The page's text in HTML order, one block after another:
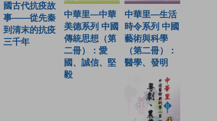
國古代抗疫故
事——從先秦
到清末的抗疫
三千年
中華里—中華
美德系列 中國
傳統思想（第
二冊）：愛
國、誠信、堅
毅
中華里—生活
時令系列 中國
藝術與科學
（第二冊）：
醫學、發明